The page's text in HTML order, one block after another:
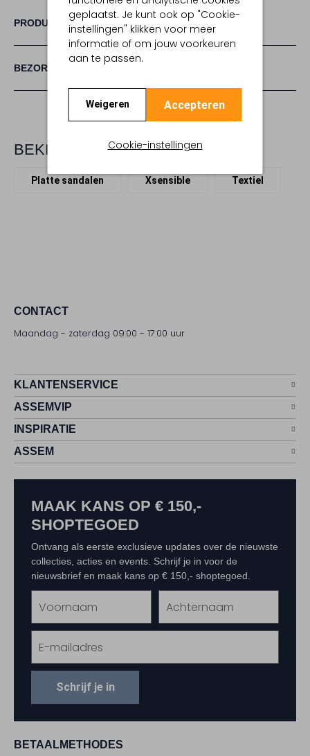
geplaatst. Je kunt ook op "Cookie-
instellingen" klikken voor meer
informatie of om jouw voorkeuren
aan te passen.
Weigeren Accepteren
Cookie-instellingen
PRODUCT INFORMATIE
BEZORGEN & RETOURNEREN
BEKIJK MEER
Platte sandalen Xsensible Textiel
CONTACT
Maandag - zaterdag 09:00 - 17:00 uur
KLANTENSERVICE
ASSEMVIP
INSPIRATIE
ASSEM
BETAALMETHODES
MAAK KANS OP € 150,-
SHOPTEGOED
Ontvang als eerste exclusieve updates over de nieuwste
collecties, acties en events. Schrijf je in voor de
nieuwsbrief en maak kans op € 150,- shoptegoed.
Schrijf je in